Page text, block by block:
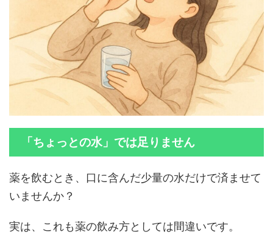
「ちょっとの水」では足りません
薬を飲むとき、口に含んだ少量の水だけで済ませて
いませんか？
実は、これも薬の飲み方としては間違いです。